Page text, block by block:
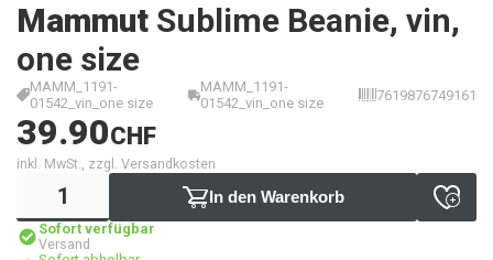
Mammut Sublime Beanie, vin,
one size
MAMM_1191-
01542_vin_one size
MAMM_1191-
01542_vin_one size
7619876749161
39.90CHF
inkl. MwSt., zzgl. Versandkosten
In den Warenkorb
Sofort verfügbar
Versand